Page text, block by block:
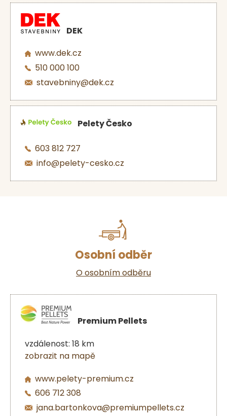
DEK
www.dek.cz
510 000 100
stavebniny@dek.cz
Pelety Česko
603 812 727
info@pelety-cesko.cz
Osobní odběr
O osobním odběru
Premium Pellets
vzdálenost: 18 km
zobrazit na mapě
www.pelety-premium.cz
606 712 308
jana.bartonkova@premiumpellets.cz